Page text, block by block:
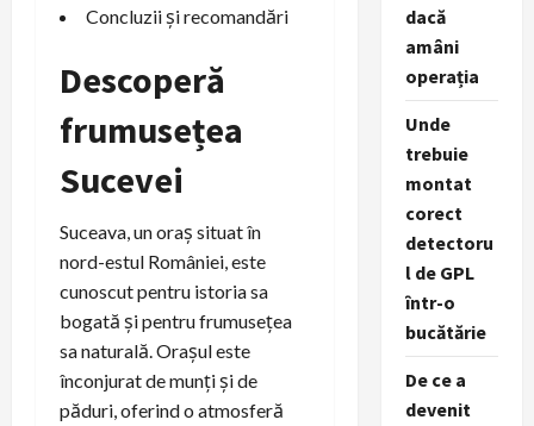
Concluzii și recomandări
Descoperă
frumusețea
Sucevei
Suceava, un oraș situat în
nord-estul României, este
cunoscut pentru istoria sa
bogată și pentru frumusețea
sa naturală. Orașul este
înconjurat de munți și de
păduri, oferind o atmosferă
dacă
amâni
operația
Unde
trebuie
montat
corect
detectoru
l de GPL
într-o
bucătărie
De ce a
devenit